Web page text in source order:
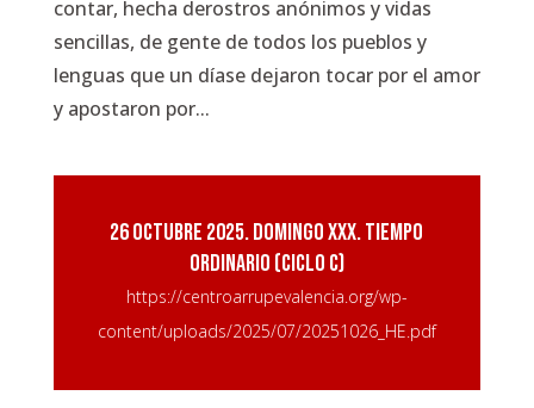
contar, hecha derostros anónimos y vidas
sencillas, de gente de todos los pueblos y
lenguas que un díase dejaron tocar por el amor
y apostaron por...
26 octubre 2025. Domingo XXX. Tiempo
Ordinario (ciclo C)
https://centroarrupevalencia.org/wp-
content/uploads/2025/07/20251026_HE.pdf